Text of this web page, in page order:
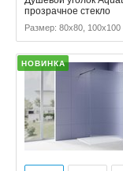
прозрачное стекло
Размер: 80x80, 100x100
НОВИНКА